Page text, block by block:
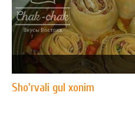
Sho'rvali gul xonim